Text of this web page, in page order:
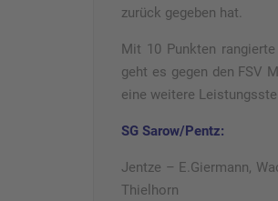
zurück gegeben hat.
Mit 10 Punkten
geht es gegen den FSV
eine weitere
SG Sarow/Pentz:
Jentze – E.Giermann,
Thielhorn